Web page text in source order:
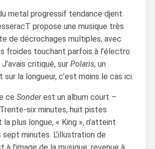
metal progressif tendance djent
propose une musique très
de décrochages multiples, avec
froides touchant parfois à l’électro
J’avais critiqué, sur Polaris, un
la longueur, c’est moins le cas ici.
ce Sonderest un album court –
Trente-six minutes, huit pistes
plus longue, « King », n’atteint
minutes. L’illustration de